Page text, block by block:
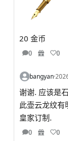
20 金币
0 0
bangyan·
谢谢. 应该是
此壶云龙纹有
皇家订制.
0 0